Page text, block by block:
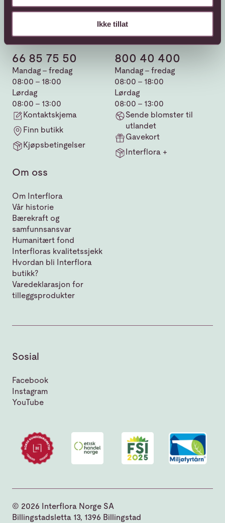
Ikke tillat
Kundeservice
66 85 75 50
Mandag - fredag
08:00 - 18:00
Lørdag
08:00 - 13:00
Kontaktskjema
Finn butikk
Kjøpsbetingelser
800 40 400
Mandag - fredag
08:00 - 18:00
Lørdag
08:00 - 13:00
Sende blomster til
utlandet
Gavekort
Interflora +
Om oss
Om Interflora
Vår historie
Bærekraft og
samfunnsansvar
Humanitært fond
Interfloras kvalitetssjekk
Hvordan bli Interflora
butikk?
Varedeklarasjon for
tilleggsprodukter
Sosial
Facebook
Instagram
YouTube
© 2026 Interflora Norge SA
Billingstadsletta 13, 1396 Billingstad